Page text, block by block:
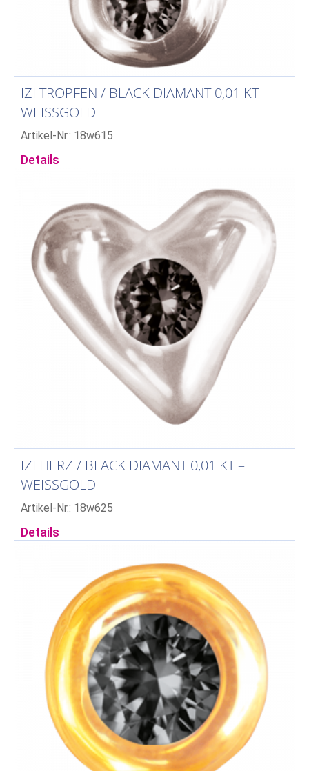
IZI TROPFEN / BLACK DIAMANT 0,01 KT –
WEISSGOLD
Artikel-Nr.: 18w615
Details
IZI HERZ / BLACK DIAMANT 0,01 KT –
WEISSGOLD
Artikel-Nr.: 18w625
Details